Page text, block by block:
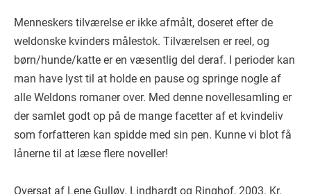
Menneskers tilværelse er ikke afmålt, doseret efter de
weldonske kvinders målestok. Tilværelsen er reel, og
børn/hunde/katte er en væsentlig del deraf. I perioder kan
man have lyst til at holde en pause og springe nogle af
alle Weldons romaner over. Med denne novellesamling er
der samlet godt op på de mange facetter af et kvindeliv
som forfatteren kan spidde med sin pen. Kunne vi blot få
lånerne til at læse flere noveller!
Oversat af Lene Gulløv. Lindhardt og Ringhof, 2003. Kr.